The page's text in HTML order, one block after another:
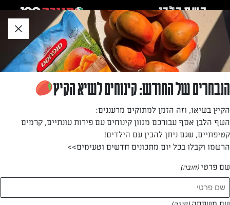
לאזור
תוכן
תחתון
חזרה לעמוד הבית
חן אלקובי
—
המתכונים של
הנבחרים של החודש: קינוחים לשיא הקיץ
הקיץ בשיאו, וזה הזמן למתוקים מרעננים:
השף הלבן אסף עבורכם מגוון קינוחים עם פירות עונתיים, קרמים
קטיפתיים, שגם ניתן להכין עם הילדים!
הרשמו וקבלו בכל יום מתכונים חדשים וטעימים>>
שם פרטי(חובה)